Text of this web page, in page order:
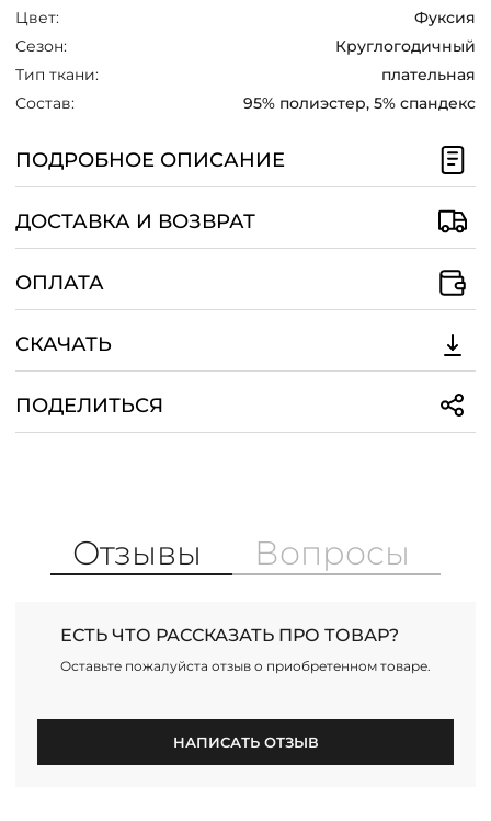
Цвет:
Фуксия
Сезон:
Круглогодичный
Тип ткани:
плательная
Состав:
95% полиэстер, 5% спандекс
ПОДРОБНОЕ ОПИСАНИЕ
ДОСТАВКА И ВОЗВРАТ
ОПЛАТА
СКАЧАТЬ
ПОДЕЛИТЬСЯ
Отзывы Вопросы
ЕСТЬ ЧТО РАССКАЗАТЬ ПРО ТОВАР?
Оставьте пожалуйста отзыв о приобретенном товаре.
НАПИСАТЬ ОТЗЫВ